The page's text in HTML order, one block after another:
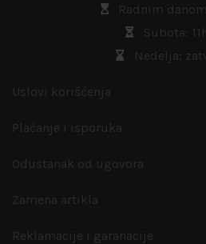
Radnim
Subota:
Nedelja:
Uslovi korišćenja
Plaćanje i isporuka
Odustanak od ugovora
Zamena artikla
Reklamacije i garanacije